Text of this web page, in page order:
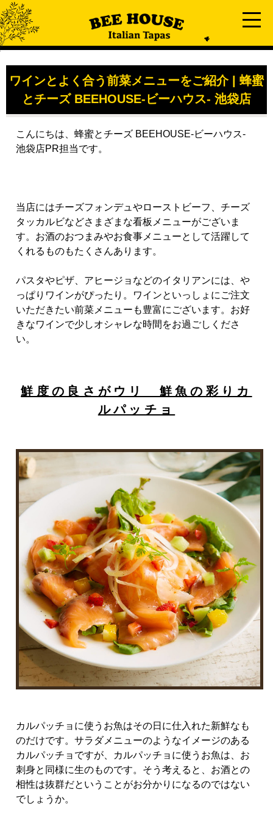
ワインとよく合う前菜メニューをご紹介 | 蜂蜜
とチーズ BEEHOUSE-ビーハウス- 池袋店
こんにちは、蜂蜜とチーズ BEEHOUSE-ビーハウス-
池袋店PR担当です。
当店にはチーズフォンデュやローストビーフ、チーズ
タッカルビなどさまざまな看板メニューがございま
す。お酒のおつまみやお食事メニューとして活躍して
くれるものもたくさんあります。
パスタやピザ、アヒージョなどのイタリアンには、や
っぱりワインがぴったり。ワインといっしょにご注文
いただきたい前菜メニューも豊富にございます。お好
きなワインで少しオシャレな時間をお過ごしくださ
い。
鮮度の良さがウリ 鮮魚の彩りカ
ルパッチョ
カルパッチョに使うお魚はその日に仕入れた新鮮なも
のだけです。サラダメニューのようなイメージのある
カルパッチョですが、カルパッチョに使うお魚は、お
刺身と同様に生のものです。そう考えると、お酒との
相性は抜群だということがお分かりになるのではない
でしょうか。